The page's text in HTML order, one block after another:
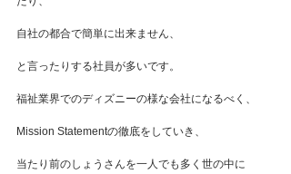
自社の都合で簡単に出来ません、
と言ったりする社員が多いです。
福祉業界でのディズニーの様な会社になるべく、
Mission Statementの徹底をしていき、
当たり前のしょうさんを一人でも多く世の中に